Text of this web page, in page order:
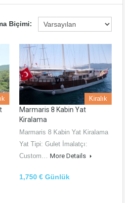
Biçimi:
Kiralık
Marmaris 8 Kabin Yat
Kiralama
Marmaris 8 Kabin Yat Kiralama
Yat Tipi: Gulet İmalatçı:
Custom… More Details
1,750 € Günlük